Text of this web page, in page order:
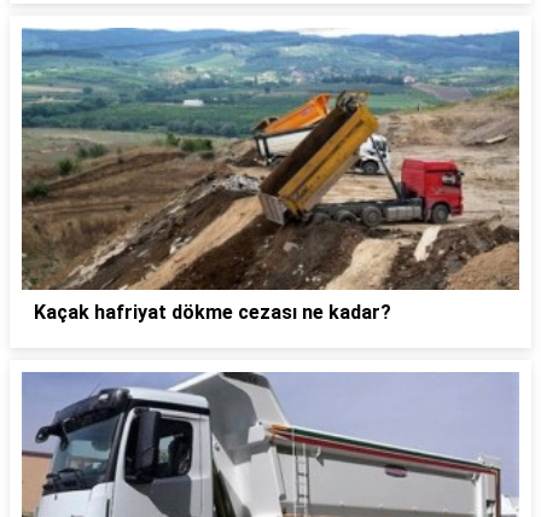
Kaçak hafriyat dökme cezası ne kadar?